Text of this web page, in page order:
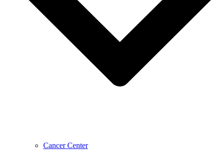
Cancer Center